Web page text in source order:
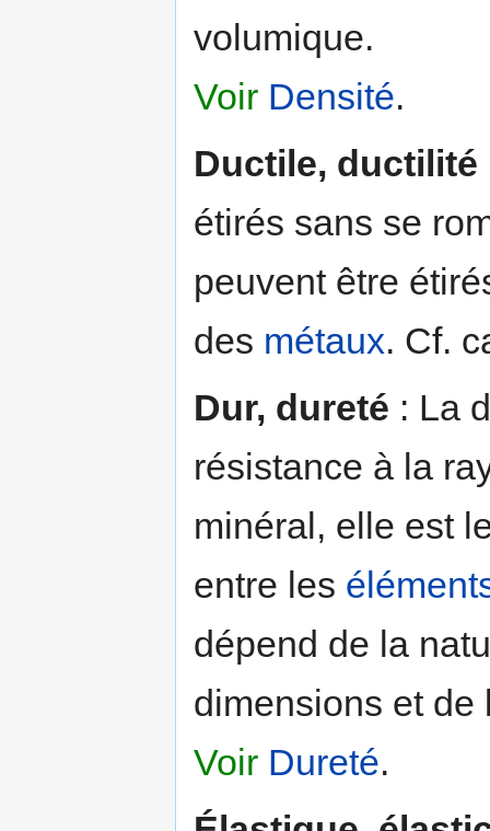
volumique.
Voir Densité.
Ductile, ductilité
étirés sans se
peuvent être
des métaux. Cf.
Dur, dureté : La
résistance à la
minéral, elle est
entre les
dépend de la
dimensions et
Voir Dureté.